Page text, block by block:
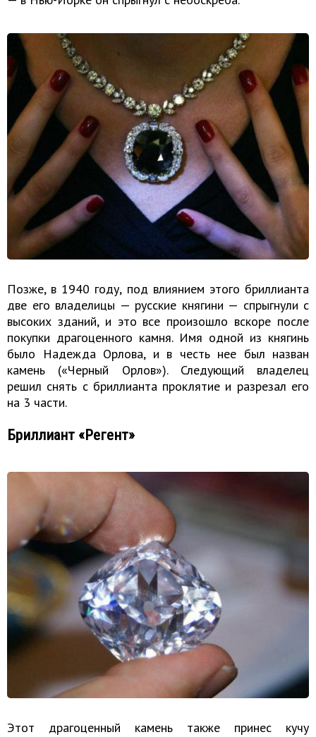
Позже, в 1940 году, под влиянием этого бриллианта
две его владелицы — русские княгини — спрыгнули с
высоких зданий, и это все произошло вскоре после
покупки драгоценного камня. Имя одной из княгинь
было Надежда Орлова, и в честь нее был назван
камень («Черный Орлов»). Следующий владелец
решил снять с бриллианта проклятие и разрезал его
на 3 части.
Бриллиант «Регент»
Этот драгоценный камень также принес кучу